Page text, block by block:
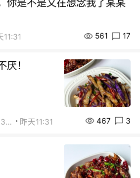
你是不是又在想念我了某某
11:31 561 17
！
街友472838572 昨天11:31 467 3